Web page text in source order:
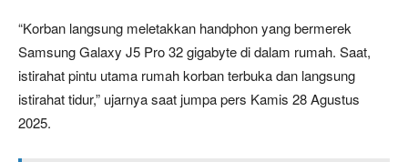
“Korban langsung meletakkan handphon yang bermerek
Samsung Galaxy J5 Pro 32 gigabyte di dalam rumah. Saat,
istirahat pintu utama rumah korban terbuka dan langsung
istirahat tidur,” ujarnya saat jumpa pers Kamis 28 Agustus
2025.